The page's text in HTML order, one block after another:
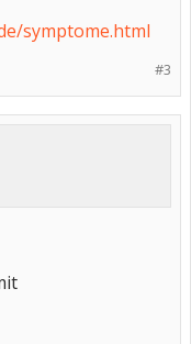
symptome.html
#3